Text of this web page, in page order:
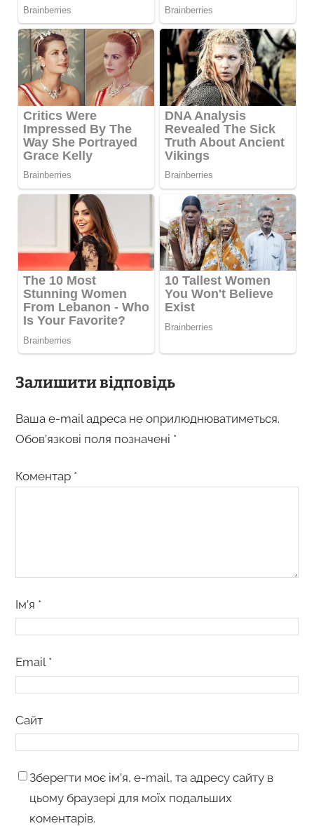
Залишити відповідь
Ваша e-mail адреса не оприлюднюватиметься.
Обов’язкові поля позначені *
Коментар *
Ім’я *
Email *
Сайт
Зберегти моє ім’я, e-mail, та адресу сайту в
цьому браузері для моїх подальших
коментарів.